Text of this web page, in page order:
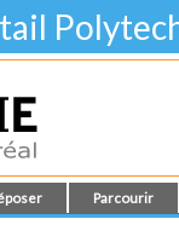
Parcourir